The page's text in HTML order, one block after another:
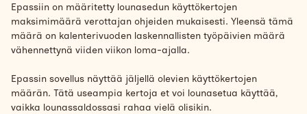
Epassiin on määritetty lounasedun käyttökertojen
maksimimäärä verottajan ohjeiden mukaisesti. Yleensä tämä
määrä on kalenterivuoden laskennallisten työpäivien määrä
vähennettynä viiden viikon loma-ajalla.
Epassin sovellus näyttää jäljellä olevien käyttökertojen
määrän. Tätä useampia kertoja et voi lounasetua käyttää,
vaikka lounassaldossasi rahaa vielä olisikin.